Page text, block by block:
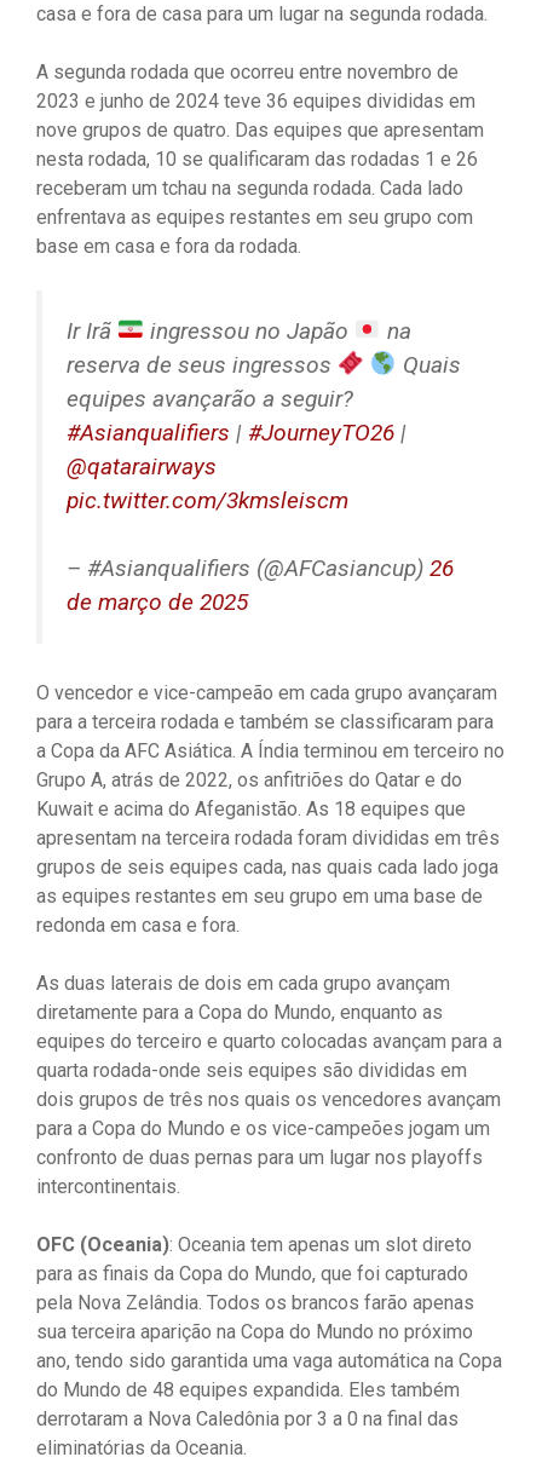
casa e fora de casa para um lugar na segunda rodada.
A segunda rodada que ocorreu entre novembro de
2023 e junho de 2024 teve 36 equipes divididas em
nove grupos de quatro. Das equipes que apresentam
nesta rodada, 10 se qualificaram das rodadas 1 e 26
receberam um tchau na segunda rodada. Cada lado
enfrentava as equipes restantes em seu grupo com
base em casa e fora da rodada.
Ir Irã ingressou no Japão
na
reserva de seus ingressos
Quais
equipes avançarão a seguir?
#Asianqualifiers | #JourneyTO26 |
@qatarairways
pic.twitter.com/3kmsleiscm
– #Asianqualifiers (@AFCasiancup) 26
de março de 2025
O vencedor e vice-campeão em cada grupo avançaram
para a terceira rodada e também se classificaram para
a Copa da AFC Asiática. A Índia terminou em terceiro no
Grupo A, atrás de 2022, os anfitriões do Qatar e do
Kuwait e acima do Afeganistão. As 18 equipes que
apresentam na terceira rodada foram divididas em três
grupos de seis equipes cada, nas quais cada lado joga
as equipes restantes em seu grupo em uma base de
redonda em casa e fora.
As duas laterais de dois em cada grupo avançam
diretamente para a Copa do Mundo, enquanto as
equipes do terceiro e quarto colocadas avançam para a
quarta rodada-onde seis equipes são divididas em
dois grupos de três nos quais os vencedores avançam
para a Copa do Mundo e os vice-campeões jogam um
confronto de duas pernas para um lugar nos playoffs
intercontinentais.
OFC (Oceania): Oceania tem apenas um slot direto
para as finais da Copa do Mundo, que foi capturado
pela Nova Zelândia. Todos os brancos farão apenas
sua terceira aparição na Copa do Mundo no próximo
ano, tendo sido garantida uma vaga automática na Copa
do Mundo de 48 equipes expandida. Eles também
derrotaram a Nova Caledônia por 3 a 0 na final das
eliminatórias da Oceania.